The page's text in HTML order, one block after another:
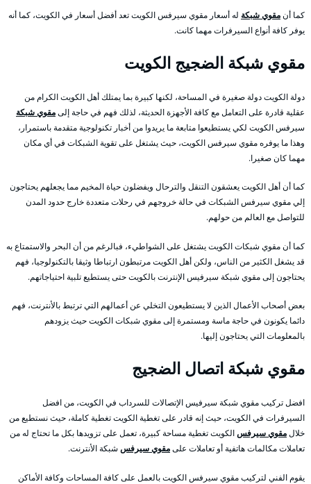
كما أنمقوي شبكة له أسعار مقوي سيرفس الكويت تعد أفضل أسعار في الكويت، كما أنه
يوفر كافة أنواع السيرفرات مهما كانت.
مقوي شبكة الضجيج الكويت
دولة الكويت دولة صغيرة في المساحة، لكنها كبيرة بما يمتلك أهل الكويت الكرام من
عقلية قادرة على التعامل مع كافة الأجهزة الحديثة، لذلك فهم في حاجة إلىمقوي شبكة
سيرفس الكويت لكي يستطيعوا متابعة ما يريدوا من أخبار تكنولوجية متقدمة باستمرار،
وهذا ما يوفره مقوي سيرفس الكويت، حيث يشتغل على تقوية الشبكات في أي مكان
مهما كان صغيرا.
كما أن أهل الكويت يعشقون التنقل والترحال ويفضلون حياة المخيم مما يجعلهم يحتاجون
إلي مقوي سيرفس الشبكات في حالة خروجهم في رحلات متعددة خارج حدود المدن
للتواصل مع العالم من حولهم.
كما أن مقوي شبكات الكويت يشتغل على الشواطيء، فبالرغم من أن البحر والاستمتاع به
قد يشغل الكثير من الناس، ولكن أهل الكويت مرتبطون ارتباطا وثيقا بالتكنولوجيا، فهم
يحتاجون إلى مقوي شبكة سيرفيس الإنترنت بالكويت حتى يستطيع تلبية احتياجاتهم.
بعض أصحاب الأعمال الذين لا يستطيعون التخلي عن أعمالهم التي ترتبط بالأنترنت، فهم
دائما يكونون في حاجة ماسة ومستمرة إلى مقوي شبكات الكويت حيث يزودهم
بالمعلومات التي يحتاجون إليها.
مقوي شبكة اتصال الضجيج
افضل تركيب مقوي شبكة سيرفيس الإتصالات للسرداب في الكويت، من افضل
السيرفرات في الكويت، حيث إنه قادر على تغطية الكويت تغطية كاملة، حيث نستطيع من
خلالمقوي سيرفسالكويت تغطية مساحة كبيرة، تعمل على تزويدها بكل ما تحتاج له من
تعاملات مكالمات هاتفية أو تعاملات علىمقوي سيرفس شبكة الأنترنت.
يقوم الفني لتركيب مقوي سيرفس الكويت بالعمل على كافة المساحات وكافة الأماكن